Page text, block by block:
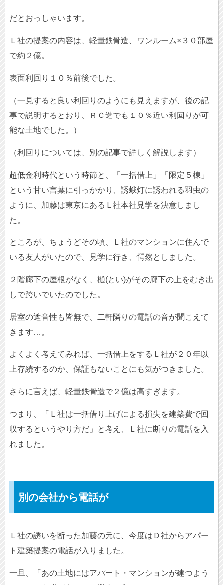
だとおっしゃいます。
Ｌ社の提案の内容は、軽量鉄骨造、ワンルーム×３０部屋
で約２億。
表面利回り１０％前後でした。
（一見すると良い利回りのようにも見えますが、後の記
事で説明するとおり、ＲＣ造でも１０％近い利回りが可
能な土地でした。）
（利回りについては、別の記事で詳しく解説します）
超低金利時代という時節と、「一括借上」「限定５棟」
という甘い言葉に引っかかり、誘蛾灯に誘われる羽虫の
ように、加藤は東京にあるＬ社本社見学を決意しまし
た。
ところが、ちょうどその頃、Ｌ社のマンションに住んで
いる友人がいたので、見学に行き、愕然としました。
２階廊下の屋根がなく、樋(とい)がその廊下の上をむき出
しで跨いでいたのでした。
居室の遮音性も皆無で、二軒隣りの電話の音が聞こえて
きます…。
よくよく考えてみれば、一括借上をするＬ社が２０年以
上存続するのか、保証もないことにも気がつきました。
さらに言えば、軽量鉄骨造で２億は高すぎます。
つまり、「Ｌ社は一括借り上げによる損失を建築費で回
収するというやり方だ」と考え、Ｌ社に断りの電話を入
れました。
別の会社から電話が
Ｌ社の誘いを断った加藤の元に、今度はＤ社からアパー
ト建築提案の電話が入りました。
一旦、「あの土地にはアパート・マンションが建つよう